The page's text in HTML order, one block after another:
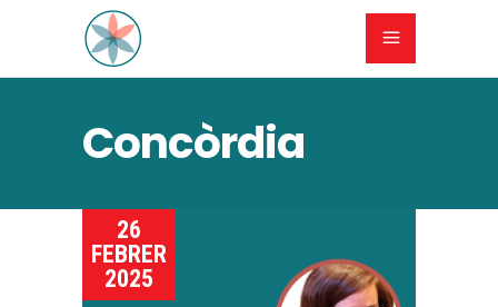
Concòrdia
26
FEBRER
2025